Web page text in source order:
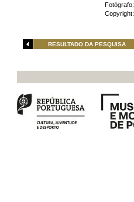
Fotógrafo:
Copyright:
RESULTADO DA PESQUISA